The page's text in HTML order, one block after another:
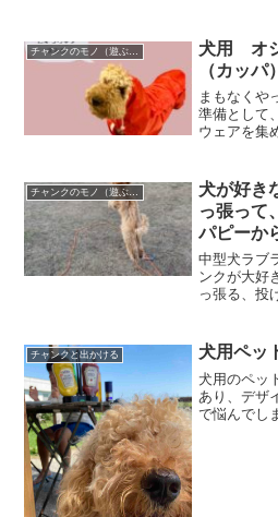
犬用 オ
（カッ
まもなくや
準備として
ウェアを集
チャンクのモノ（遊ぶ、しつける、身に着ける）
犬が好き
っ張って
パピーか
も紹介！
中型犬ラブ
ンクが大好
っ張る、投
チャンクと出かける 犬用ペッ
犬用のペッ
あり、デザ
で悩んでし